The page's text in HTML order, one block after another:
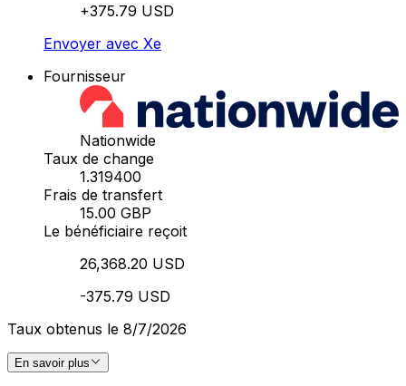
+375.79 USD
Envoyer avec Xe
Fournisseur
Nationwide
Taux de change
1.319400
Frais de transfert
15.00 GBP
Le bénéficiaire reçoit
26,368.20 USD
-375.79 USD
Taux obtenus le 8/7/2026
En savoir plus